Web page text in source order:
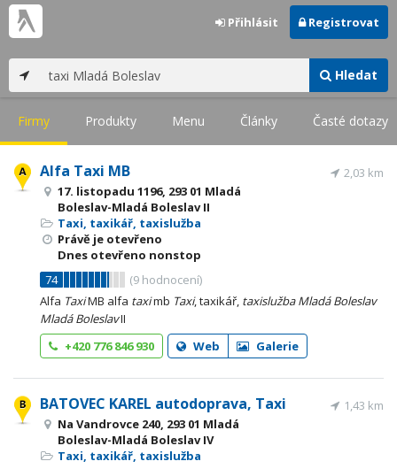
Hledat
Přihlásit Registrovat
Firmy Produkty Menu Články Časté dotazy
Alfa Taxi MB
17. listopadu 1196, 293 01 Mladá
Boleslav-Mladá Boleslav II
Taxi, taxikář, taxislužba
Právě je otevřeno
Dnes otevřeno nonstop
74
(9 hodnocení)
2,03 km
Alfa TaxiMB alfa taximb Taxi, taxikář, taxislužba Mladá Boleslav
Mladá BoleslavII
+420 776 846 930
Web Galerie
BATOVEC KAREL autodoprava, Taxi
Na Vandrovce 240, 293 01 Mladá
Boleslav-Mladá Boleslav IV
Taxi, taxikář, taxislužba
1,43 km